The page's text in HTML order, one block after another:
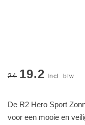
24 19.2 Incl. btw
De R2 Hero Sport
voor een mooie en